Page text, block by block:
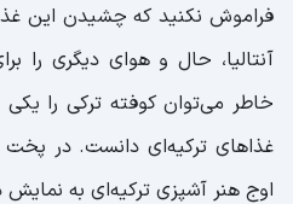
فراموش نکنید که چشیدن این
آنتالیا، حال و هوای دیگری را
خاطر می‌توان کوفته ترکی را
غذاهای ترکیه‌ای دانست. در پخت
اوج هنر آشپزی ترکیه‌ای به